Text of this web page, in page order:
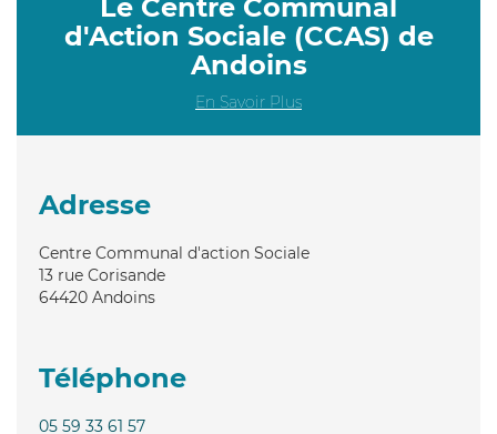
Le Centre Communal
d'Action Sociale (CCAS) de
Andoins
En Savoir Plus
Adresse
Centre Communal d'action Sociale
13 rue Corisande
64420 Andoins
Téléphone
05 59 33 61 57